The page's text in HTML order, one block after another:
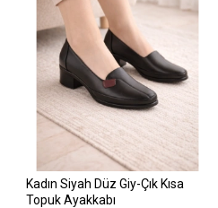
Kadın Siyah Düz Giy-Çık Kısa
Topuk Ayakkabı